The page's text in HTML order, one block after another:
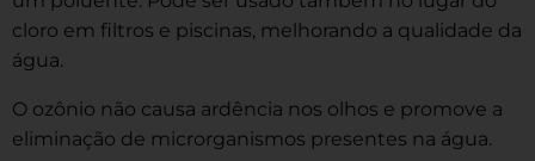
cloro em filtros e piscinas, melhorando a qualidade da
água.
O ozônio não causa ardência nos olhos e promove a
eliminação de microrganismos presentes na água.